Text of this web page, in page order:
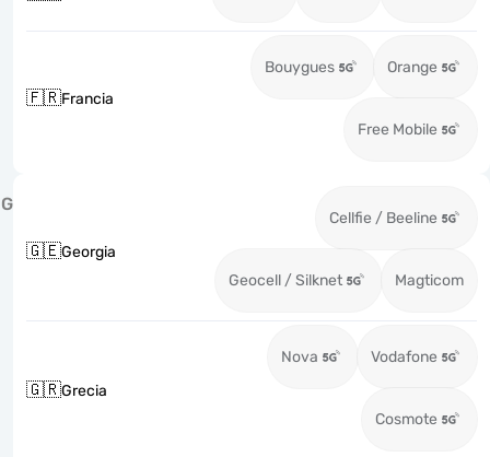
🇫🇷Francia
Bouygues Orange
Free Mobile
G
🇬🇪Georgia
Cellfie / Beeline
Geocell / Silknet Magticom
🇬🇷Grecia
Nova Vodafone
Cosmote